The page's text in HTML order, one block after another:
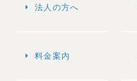
arrow_right 法人の方へ
arrow_right 料金案内